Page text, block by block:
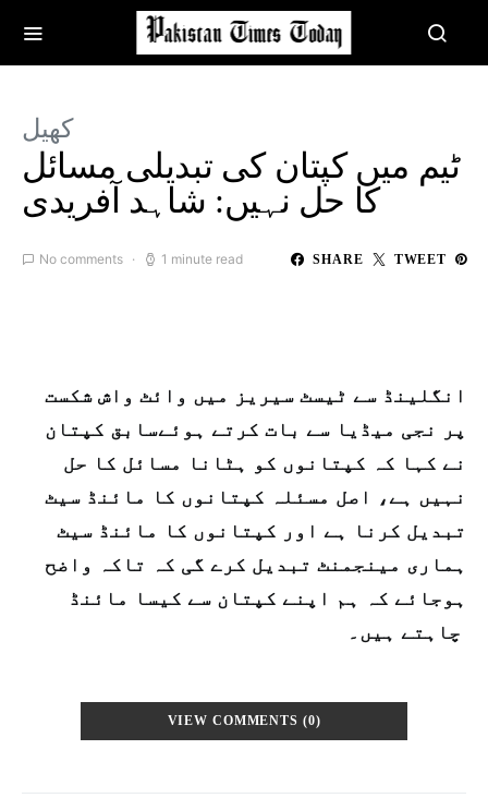
کھیل
ٹیم میں کپتان کی تبدیلی مسائل
کا حل نہیں: شاہد آفریدی
No comments 1 minute read SHARE TWEET
انگلینڈ سے ٹیسٹ سیریز میں وائٹ واش شکست
پر نجی میڈیا سے بات کرتے ہوئےسابق کپتان
نے کہا کہ کپتانوں کو ہٹانا مسائل کا حل
نہیں ہے، اصل مسئلہ کپتانوں کا مائنڈ سیٹ
تبدیل کرنا ہے اور کپتانوں کا مائنڈ سیٹ
ہماری مینجمنٹ تبدیل کرے گی کہ تاکہ واضح
ہوجائے کہ ہم اپنے کپتان سے کیسا مائنڈ
VIEW COMMENTS (0)